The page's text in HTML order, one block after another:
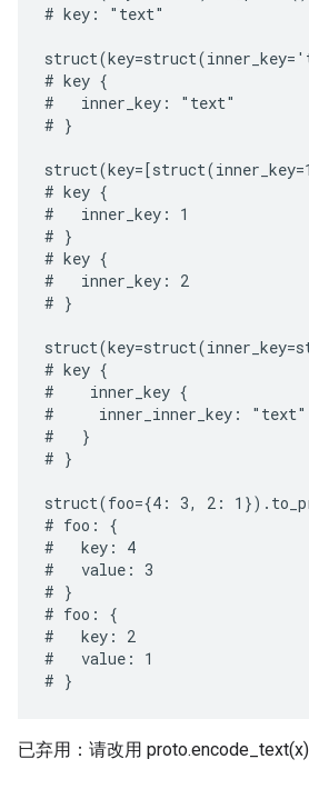
# key: "text"
# key {
#   inner_key: "text"
# }
# key {
#   inner_key: 1
# }
# key {
#   inner_key: 2
# }
# key {
#    inner_key {
#     inner_inner_key: "text"
#   }
# }
struct(foo={4: 3, 2:
# foo: {
#   key: 4
#   value: 3
# }
# foo: {
#   key: 2
#   value: 1
已弃用：请改用 proto.encode_text(x)